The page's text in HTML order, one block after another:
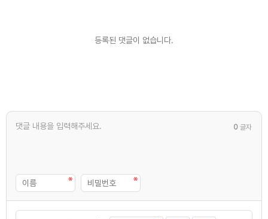
등록된 댓글이 없습니다.
0 글자